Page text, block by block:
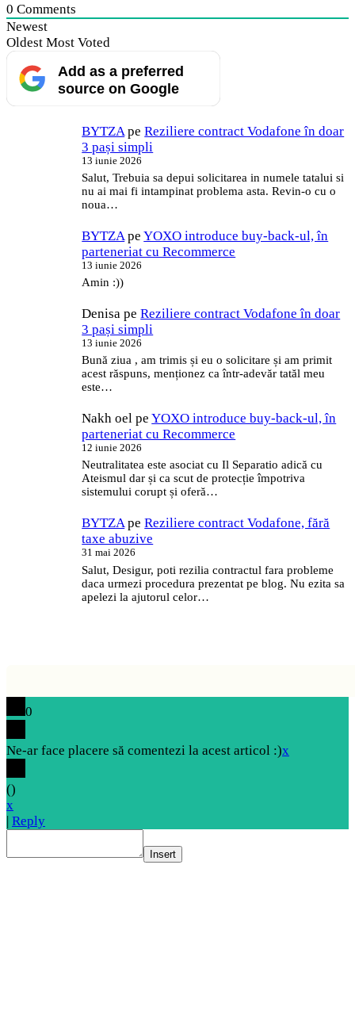
0 Comments
Newest
Oldest Most Voted
Add as a preferred
source on Google
BYTZA peReziliere contract Vodafone în doar
3 pași simpli
13 iunie 2026
Salut, Trebuia sa depui solicitarea in numele tatalui si
nu ai mai fi intampinat problema asta. Revin-o cu o
noua…
BYTZA peYOXO introduce buy-back-ul, în
parteneriat cu Recommerce
13 iunie 2026
Amin :))
Denisa peReziliere contract Vodafone în doar
3 pași simpli
13 iunie 2026
Bună ziua , am trimis și eu o solicitare și am primit
acest răspuns, menționez ca într-adevăr tatăl meu
este…
Nakh oel peYOXO introduce buy-back-ul, în
parteneriat cu Recommerce
12 iunie 2026
Neutralitatea este asociat cu Il Separatio adică cu
Ateismul dar și ca scut de protecție împotriva
sistemului corupt și oferă…
BYTZApeReziliere contract Vodafone, fără
taxe abuzive
31 mai 2026
Salut, Desigur, poti rezilia contractul fara probleme
daca urmezi procedura prezentat pe blog. Nu ezita sa
apelezi la ajutorul celor…
0
Ne-ar face placere să comentezi la acest articol :)x
()
x
Reply
Insert